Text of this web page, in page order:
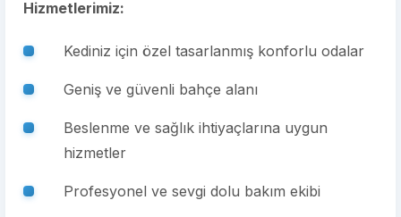
Hizmetlerimiz:
Kediniz için özel tasarlanmış konforlu odalar
Geniş ve güvenli bahçe alanı
Beslenme ve sağlık ihtiyaçlarına uygun
hizmetler
Profesyonel ve sevgi dolu bakım ekibi